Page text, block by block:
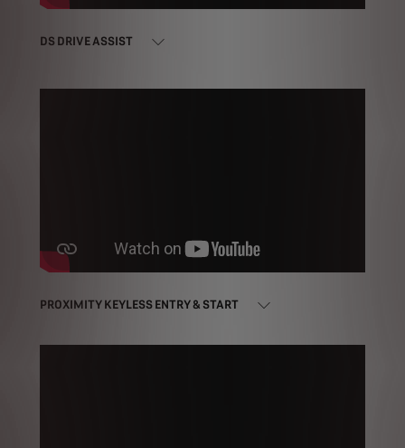
DS DRIVE ASSIST
PROXIMITY KEYLESS ENTRY & START